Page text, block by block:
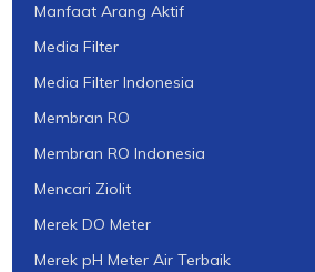
Manfaat Arang Aktif
Media Filter
Media Filter Indonesia
Membran RO
Membran RO Indonesia
Mencari Ziolit
Merek DO Meter
Merek pH Meter Air Terbaik